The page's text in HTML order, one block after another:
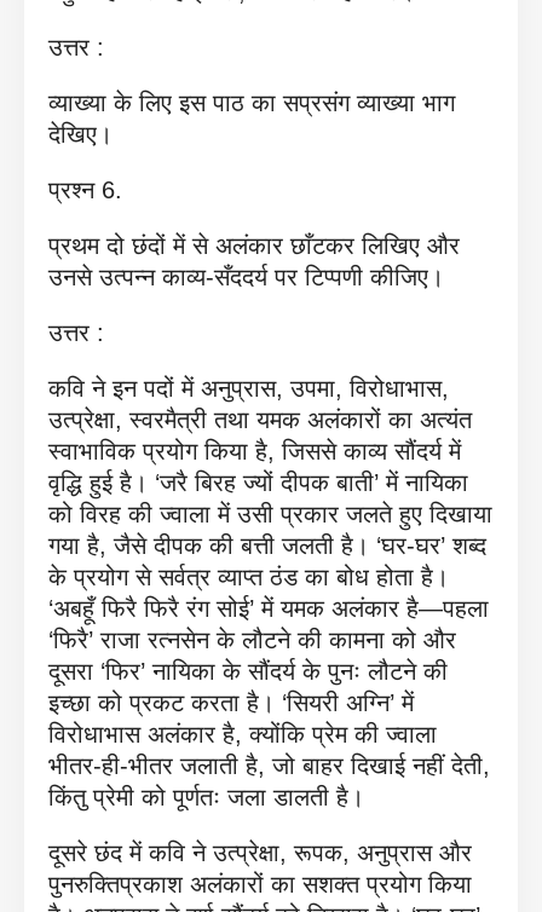
उत्तर :
व्याख्या के लिए इस पाठ का सप्रसंग व्याख्या भाग
देखिए।
प्रश्न 6.
प्रथम दो छंदों में से अलंकार छाँटकर लिखिए और
उनसे उत्पन्न काव्य-सँददर्य पर टिप्पणी कीजिए।
उत्तर :
कवि ने इन पदों में अनुप्रास, उपमा, विरोधाभास,
उत्प्रेक्षा, स्वरमैत्री तथा यमक अलंकारों का अत्यंत
स्वाभाविक प्रयोग किया है, जिससे काव्य सौंदर्य में
वृद्धि हुई है। ‘जरै बिरह ज्यों दीपक बाती’ में नायिका
को विरह की ज्वाला में उसी प्रकार जलते हुए दिखाया
गया है, जैसे दीपक की बत्ती जलती है। ‘घर-घर’ शब्द
के प्रयोग से सर्वत्र व्याप्त ठंड का बोध होता है।
‘अबहूँ फिरै फिरै रंग सोई’ में यमक अलंकार है—पहला
‘फिरै’ राजा रत्नसेन के लौटने की कामना को और
दूसरा ‘फिर’ नायिका के सौंदर्य के पुनः लौटने की
इच्छा को प्रकट करता है। ‘सियरी अग्नि’ में
विरोधाभास अलंकार है, क्योंकि प्रेम की ज्वाला
भीतर-ही-भीतर जलाती है, जो बाहर दिखाई नहीं देती,
किंतु प्रेमी को पूर्णतः जला डालती है।
दूसरे छंद में कवि ने उत्प्रेक्षा, रूपक, अनुप्रास और
पुनरुक्तिप्रकाश अलंकारों का सशक्त प्रयोग किया